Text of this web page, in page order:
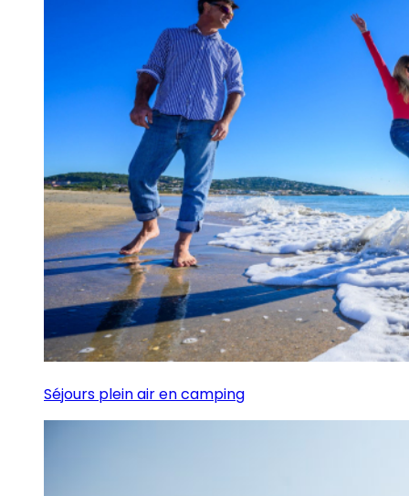
Séjours plein air en camping